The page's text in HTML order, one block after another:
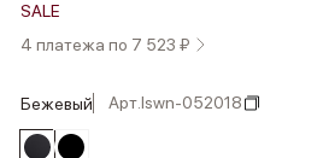
SALE
4 платежа по 7 523 ₽
бежевый Арт.lswn-052018